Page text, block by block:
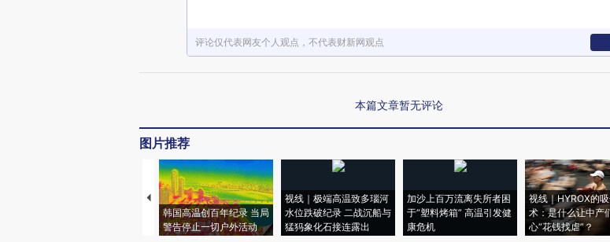
评论仅代表网友个人观点，不代表财新网观点
本篇文章暂无评论
图片推荐
韩国高温创百年纪录 当局
警告停止一切户外活动
视线｜极端高温致多瑙河
水位跌破纪录 二战沉船与
猛犸象化石接连露出
加沙上百万流离失所者困
于“塑料烤箱” 高温引发健
康危机
视线｜HYROX的
术：是什么让中产
心“花钱找虐”？